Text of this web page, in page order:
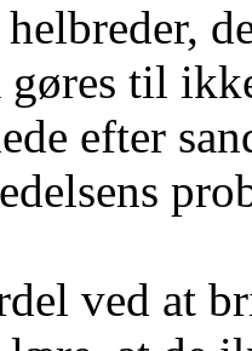
gøres til
efter
ved at